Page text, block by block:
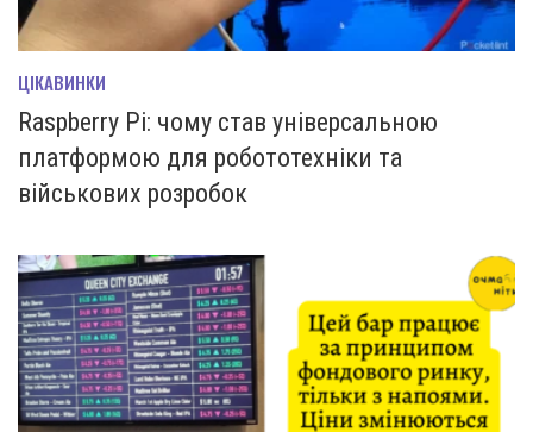
ЦІКАВИНКИ
Raspberry Pi: чому став універсальною
платформою для робототехніки та
військових розробок